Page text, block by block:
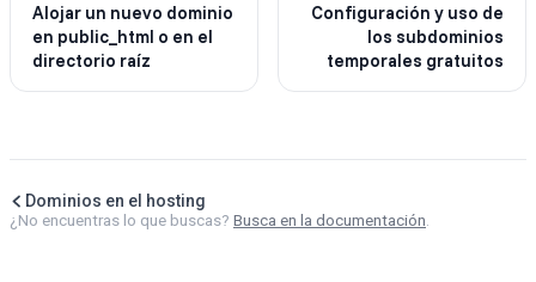
Alojar un nuevo dominio
en public_html o en el
directorio raíz
Configuración y uso de
los subdominios
temporales gratuitos
Dominios en el hosting
¿No encuentras lo que buscas? Busca en la documentación